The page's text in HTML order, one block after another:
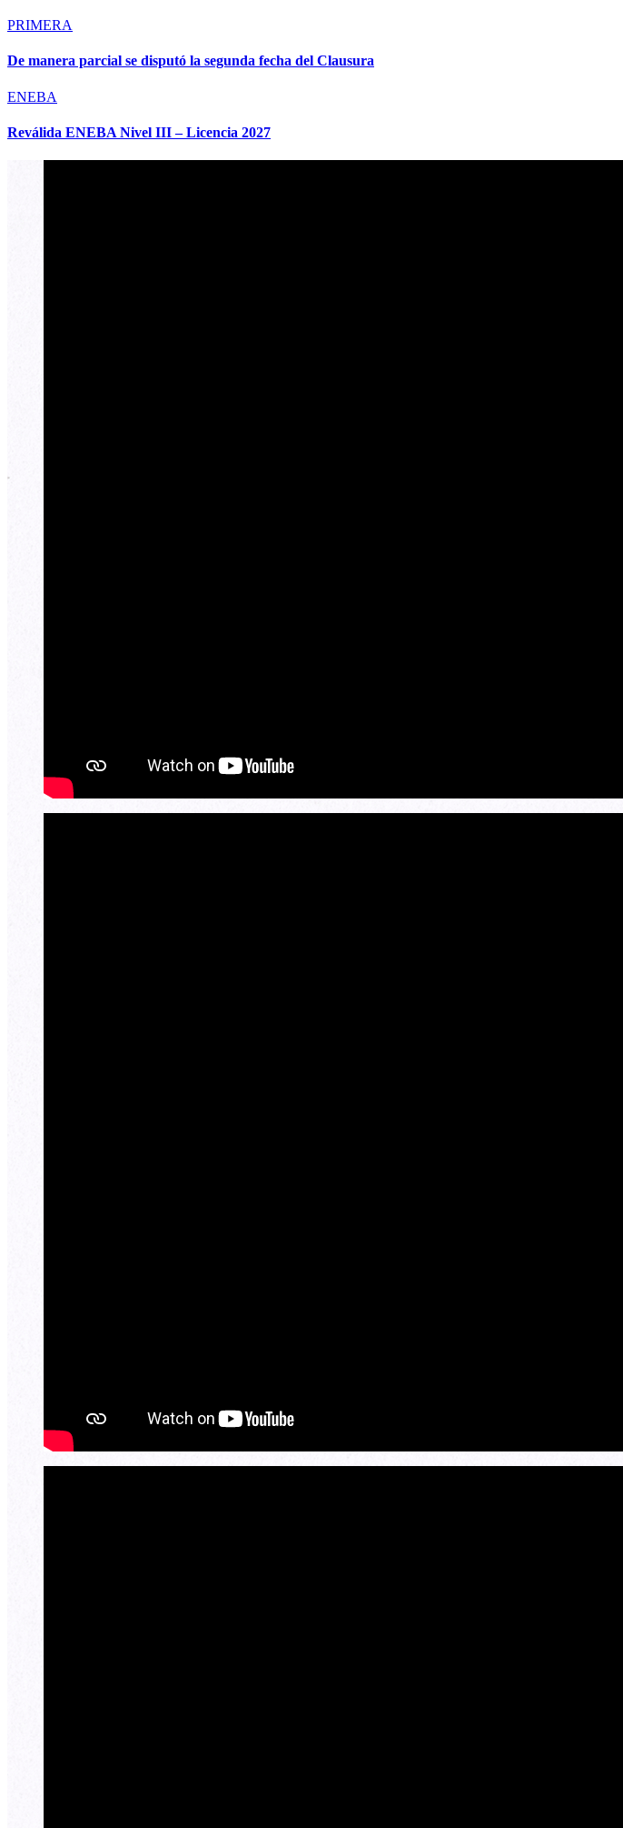
PRIMERA
De manera parcial se disputó la segunda fecha del Clausura
ENEBA
Reválida ENEBA Nivel III – Licencia 2027